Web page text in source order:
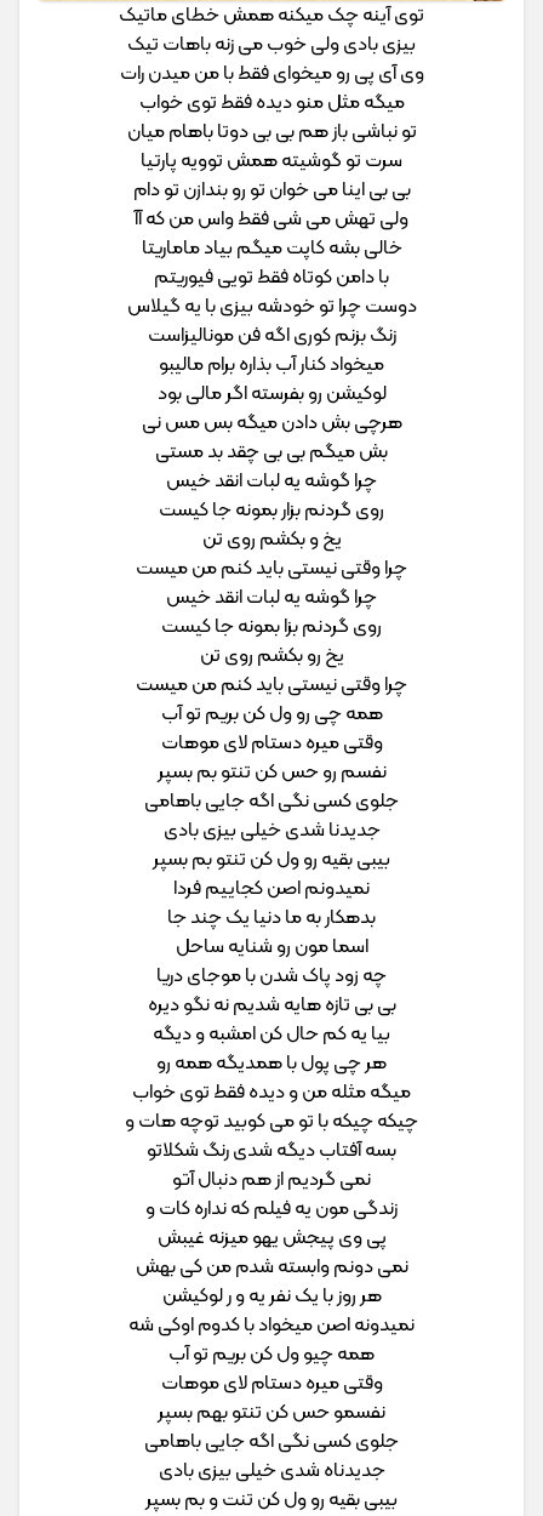
توی آینه چک میکنه همش خطای ماتیک
بیزی بادی ولی خوب می زنه باهات تیک
وی آی پی رو میخوای فقط با من میدن رات
میگه مثل منو دیده فقط توی خواب
تو نباشی باز هم بی بی دوتا باهام میان
سرت تو گوشیته همش توویه پارتیا
بی بی اینا می خوان تو رو بندازن تو دام
ولی تهش می شی فقط واس من که آآ
خالی بشه کاپت میگم بیاد ماماریتا
با دامن کوتاه فقط تویی فیوریتم
دوست چرا تو خودشه بیزی با یه گیلاس
زنگ بزنم کوری اگه فن مونالیزاست
میخواد کنار آب بذاره برام مالیبو
لوکیشن رو بفرسته اگر مالی بود
هرچی بش دادن میگه بس مس نی
بش میگم بی بی چقد بد مستی
چرا گوشه یه لبات انقد خیس
روی گردنم بزار بمونه جا کیست
یخ و بکشم روی تن
چرا وقتی نیستی باید کنم من میست
چرا گوشه یه لبات انقد خیس
روی گردنم بزا بمونه جا کیست
یخ رو بکشم روی تن
چرا وقتی نیستی باید کنم من میست
همه چی رو ول کن بریم تو آب
وقتی میره دستام لای موهات
نفسم رو حس کن تنتو بم بسپر
جلوی کسی نگی اگه جایی باهامی
جدیدنا شدی خیلی بیزی بادی
بیبی بقیه رو ول کن تنتو بم بسپر
نمیدونم اصن کجاییم فردا
بدهکار به ما دنیا یک چند جا
اسما مون رو شنایه ساحل
چه زود پاک شدن با موجای دریا
بی بی تازه هایه شدیم نه نگو دیره
بیا یه کم حال کن امشبه و دیگه
هر چی پول با همدیگه همه رو
میگه مثله من و دیده فقط توی خواب
چیکه چیکه با تو می کوبید توچه هات و
بسه آفتاب دیگه شدی رنگ شکلاتو
نمی گردیم از هم دنبال آتو
زندگی مون یه فیلم که نداره کات و
پی وی پیجش یهو میزنه غیبش
نمی دونم وابسته شدم من کی بهش
هر روز با یک نفر یه و ر لوکیشن
نمیدونه اصن میخواد با کدوم اوکی شه
همه چیو ول کن بریم تو آب
وقتی میره دستام لای موهات
نفسمو حس کن تنتو بهم بسپر
جلوی کسی نگی اگه جایی باهامی
جدیدناه شدی خیلی بیزی بادی
بیبی بقیه رو ول کن تنت و بم بسپر